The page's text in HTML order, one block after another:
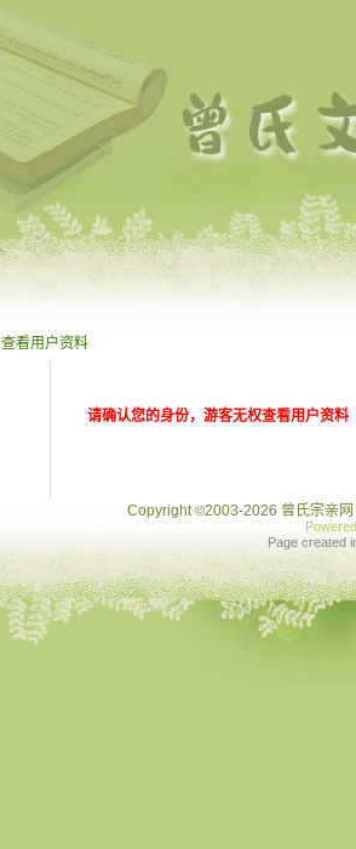
查看用户资料
请确认您的身份，游客无权查看用户资料
Copyright©2003-2026 曾氏宗亲
Page created